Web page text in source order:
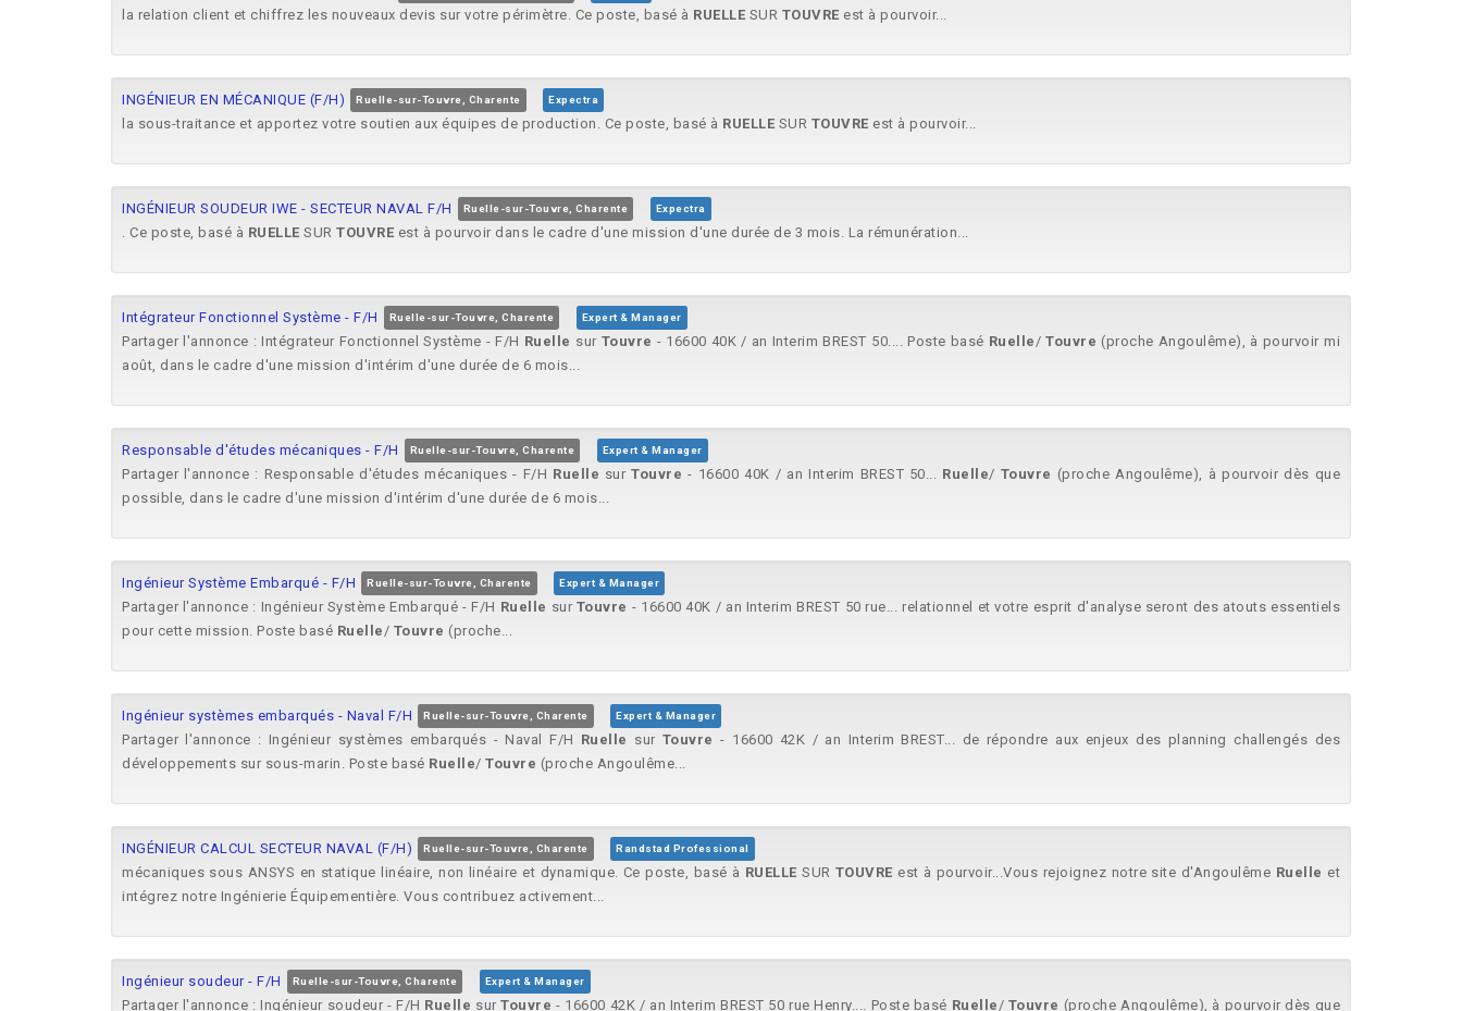
la relation client et chiffrez les nouveaux devis sur votre périmètre. Ce poste, basé à RUELLE SUR TOUVRE est à pourvoir...
INGÉNIEUR EN MÉCANIQUE (F/H) Ruelle-sur-Touvre, Charente Expectra
la sous-traitance et apportez votre soutien aux équipes de production. Ce poste, basé à RUELLE SUR TOUVRE est à pourvoir...
INGÉNIEUR SOUDEUR IWE - SECTEUR NAVAL F/H Ruelle-sur-Touvre, Charente Expectra
. Ce poste, basé à RUELLE SUR TOUVRE est à pourvoir dans le cadre d'une mission d'une durée de 3 mois. La rémunération...
Intégrateur Fonctionnel Système - F/H Ruelle-sur-Touvre, Charente Expert & Manager
Partager l'annonce : Intégrateur Fonctionnel Système - F/H Ruelle sur Touvre - 16600 40K / an Interim BREST 50.... Poste basé Ruelle/Touvre (proche Angoulême), à pourvoir mi
août, dans le cadre d'une mission d'intérim d'une durée de 6 mois...
Responsable d'études mécaniques - F/H Ruelle-sur-Touvre, Charente Expert & Manager
Partager l'annonce : Responsable d'études mécaniques - F/H Ruelle surTouvre - 16600 40K / an Interim BREST 50... Ruelle/ Touvre (proche Angoulême), à pourvoir dès que
possible, dans le cadre d'une mission d'intérim d'une durée de 6 mois...
Ingénieur Système Embarqué - F/H Ruelle-sur-Touvre, Charente Expert & Manager
Partager l'annonce : Ingénieur Système Embarqué - F/H Ruelle sur Touvre - 16600 40K / an Interim BREST 50 rue... relationnel et votre esprit d'analyse seront des atouts essentiels
pour cette mission. Poste basé Ruelle/ Touvre (proche...
Ingénieur systèmes embarqués - Naval F/H Ruelle-sur-Touvre, Charente Expert & Manager
Partager l'annonce : Ingénieur systèmes embarqués - Naval F/H Ruelle sur Touvre - 16600 42K / an Interim BREST... de répondre aux enjeux des planning challengés des
développements sur sous-marin. Poste basé Ruelle/ Touvre (proche Angoulême...
INGÉNIEUR CALCUL SECTEUR NAVAL (F/H) Ruelle-sur-Touvre, Charente Randstad Professional
mécaniques sous ANSYS en statique linéaire, non linéaire et dynamique. Ce poste, basé à RUELLE SUR TOUVRE est à pourvoir...Vous rejoignez notre site d'Angoulême Ruelle et
intégrez notre Ingénierie Équipementière. Vous contribuez activement...
Ingénieur soudeur - F/H Ruelle-sur-Touvre, Charente Expert & Manager
Partager l'annonce : Ingénieur soudeur - F/H Ruelle surTouvre - 16600 42K / an Interim BREST 50 rue Henry.... Poste basé Ruelle/ Touvre (proche Angoulême), à pourvoir dès que